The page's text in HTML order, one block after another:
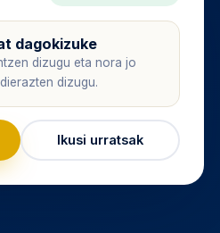
dagokizuke
dizugu eta nora jo
dizugu.
Ikusi urratsak